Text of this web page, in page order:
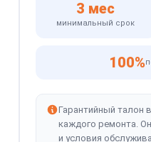
3 мес
минимальный срок
100%
Гарантийный талон
каждого ремонта.
и условия